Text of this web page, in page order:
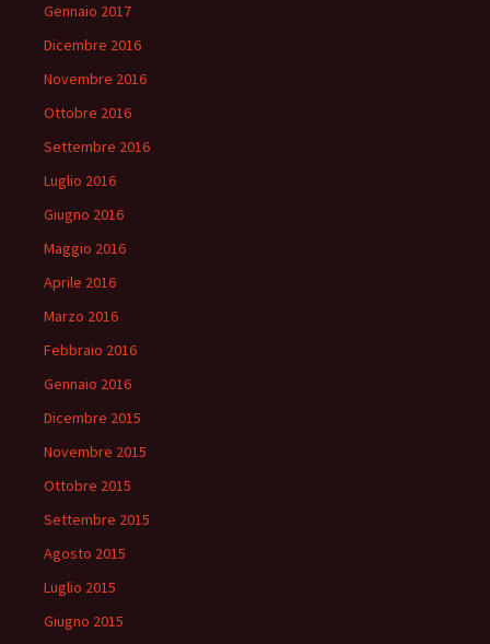
Gennaio 2017
Dicembre 2016
Novembre 2016
Ottobre 2016
Settembre 2016
Luglio 2016
Giugno 2016
Maggio 2016
Aprile 2016
Marzo 2016
Febbraio 2016
Gennaio 2016
Dicembre 2015
Novembre 2015
Ottobre 2015
Settembre 2015
Agosto 2015
Luglio 2015
Giugno 2015